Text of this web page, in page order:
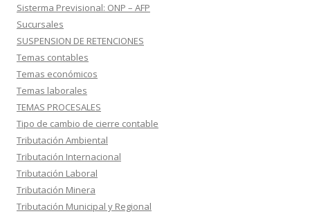
Sisterma Previsional: ONP – AFP
Sucursales
SUSPENSION DE RETENCIONES
Temas contables
Temas económicos
Temas laborales
TEMAS PROCESALES
Tipo de cambio de cierre contable
Tributación Ambiental
Tributación Internacional
Tributación Laboral
Tributación Minera
Tributación Municipal y Regional